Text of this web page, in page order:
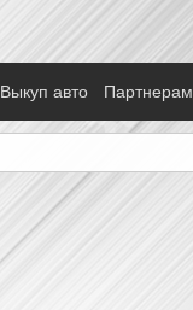
Выкуп авто Партнерам